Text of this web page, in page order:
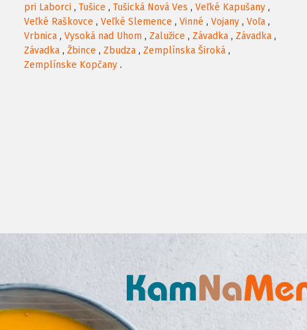
pri Laborci , Tušice , Tušická Nová Ves , Veľké Kapušany ,
Veľké Raškovce , Veľké Slemence , Vinné , Vojany , Voľa ,
Vrbnica , Vysoká nad Uhom , Zalužice , Závadka , Závadka ,
Závadka , Žbince , Zbudza , Zemplínska Široká ,
Zemplínske Kopčany .